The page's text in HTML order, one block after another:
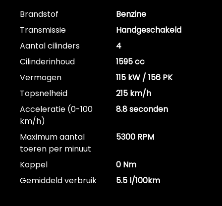
Brandstof
Benzine
Transmissie
Handgeschakeld
Aantal cilinders
4
Cilinderinhoud
1595 cc
Vermogen
115 kW / 156 PK
Topsnelheid
215 km/h
Acceleratie (0-100
km/h)
8.8 seconden
Maximum aantal
toeren per minuut
5300 RPM
Koppel
0 Nm
Gemiddeld verbruik
5.5 l/100km